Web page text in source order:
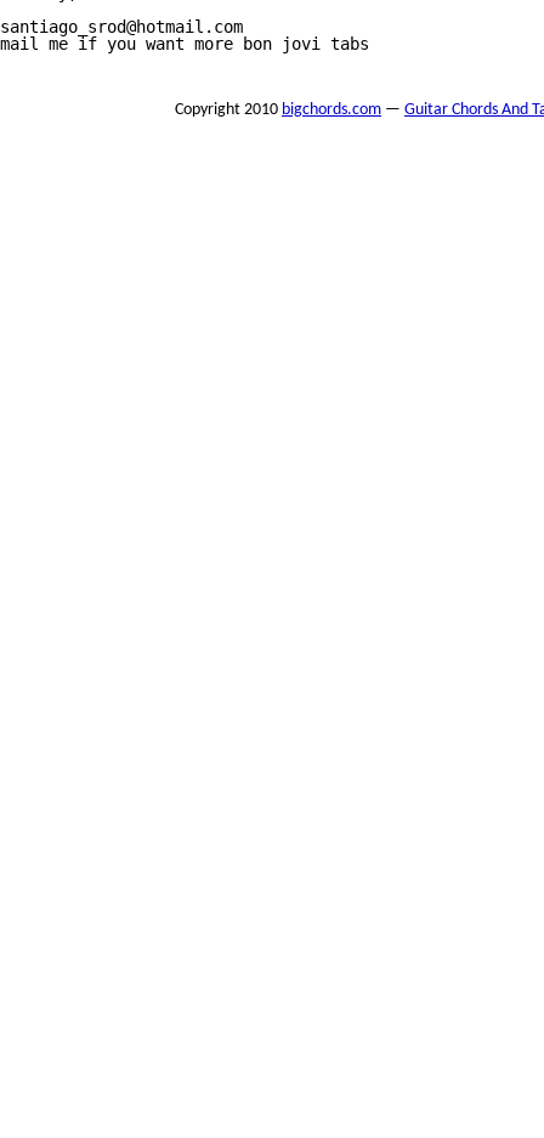
santiago_srod@hotmail.com
mail me if you want more bon jovi tabs
Copyright 2010 bigchords.com — Guitar Chords And